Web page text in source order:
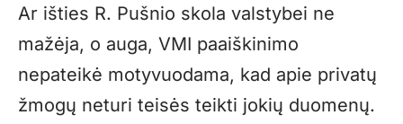
Ar išties R. Pušnio skola valstybei ne
mažėja, o auga, VMI paaiškinimo
nepateikė motyvuodama, kad apie privatų
žmogų neturi teisės teikti jokių duomenų.